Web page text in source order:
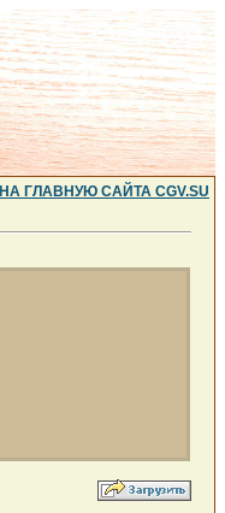
НА ГЛАВНУЮ САЙТА CGV.SU